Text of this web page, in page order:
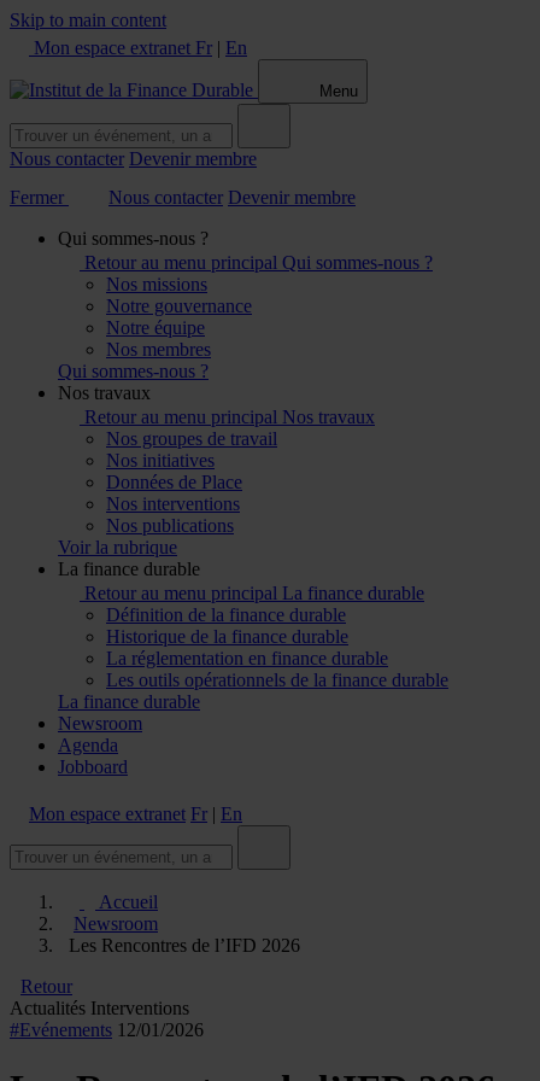
Skip to main content
Mon espace extranet Fr | En
Menu
Nous contacter Devenir membre
Fermer
Nous contacter Devenir membre
Qui sommes-nous ?
Retour au menu principal Qui sommes-nous ?
Nos missions
Notre gouvernance
Notre équipe
Nos membres
Qui sommes-nous ?
Nos travaux
Retour au menu principal Nos travaux
Nos groupes de travail
Nos initiatives
Données de Place
Nos interventions
Nos publications
Voir la rubrique
La finance durable
Retour au menu principal La finance durable
Définition de la finance durable
Historique de la finance durable
La réglementation en finance durable
Les outils opérationnels de la finance durable
La finance durable
Newsroom
Agenda
Jobboard
Mon espace extranet Fr | En
Accueil
Newsroom
Les Rencontres de l’IFD 2026
Retour
Actualités Interventions
#Evénements 12/01/2026